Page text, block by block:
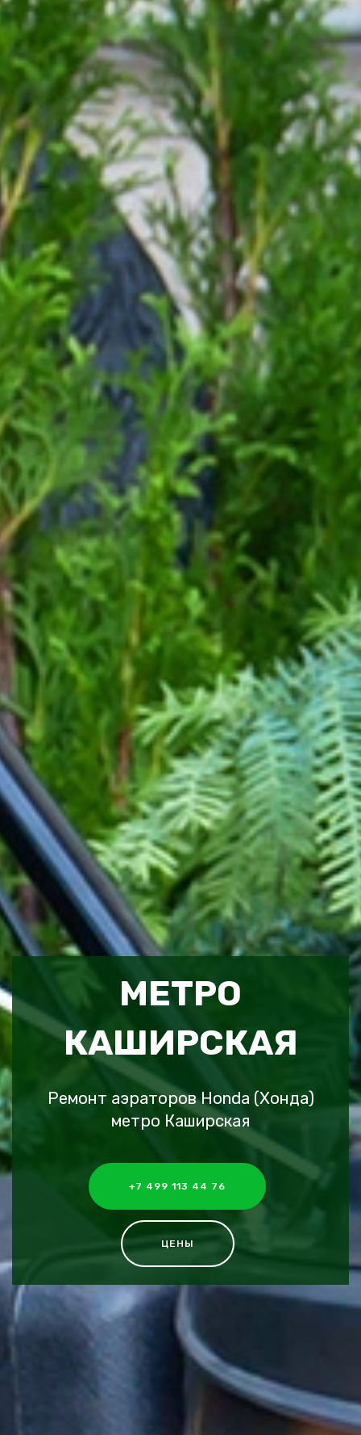
МЕТРО
КАШИРСКАЯ
Ремонт аэраторов Honda (Хонда)
метро Каширская
+7 499 113 44 76
ЦЕНЫ